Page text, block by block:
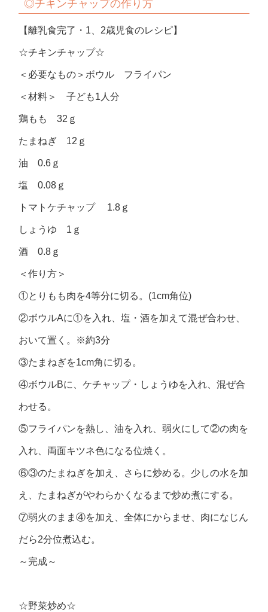
◎チキンチャップの作り方
【離乳食完了・1、2歳児食のレシピ】
☆チキンチャップ☆
＜必要なもの＞ボウル フライパン
＜材料＞ 子ども1人分
鶏もも 32ｇ
たまねぎ 12ｇ
油 0.6ｇ
塩 0.08ｇ
トマトケチャップ 1.8ｇ
しょうゆ 1ｇ
酒 0.8ｇ
＜作り方＞
①とりもも肉を4等分に切る。(1cm角位)
②ボウルAに①を入れ、塩・酒を加えて混ぜ合わせ、
おいて置く。※約3分
③たまねぎを1cm角に切る。
④ボウルBに、ケチャップ・しょうゆを入れ、混ぜ合
わせる。
⑤フライパンを熱し、油を入れ、弱火にして②の肉を
入れ、両面キツネ色になる位焼く。
⑥③のたまねぎを加え、さらに炒める。少しの水を加
え、たまねぎがやわらかくなるまで炒め煮にする。
⑦弱火のまま④を加え、全体にからませ、肉になじん
だら2分位煮込む。
～完成～
☆野菜炒め☆